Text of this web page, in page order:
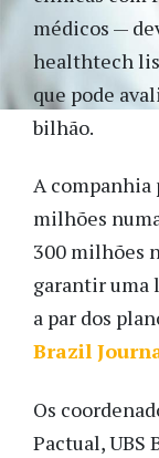
médicos —
healthtech
que pode
bilhão.
A companhia
milhões
300 milhões
garantir uma
a par dos
Brazil
Os
Pactual, UBS